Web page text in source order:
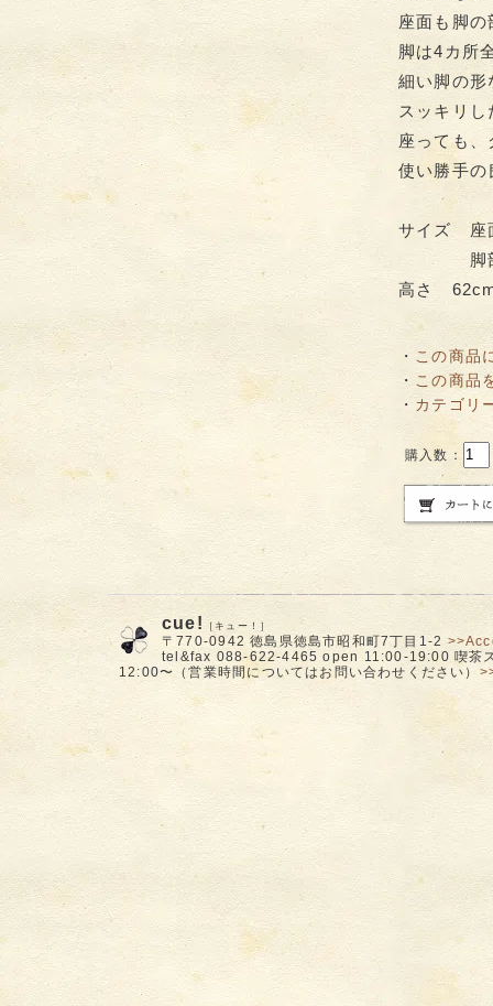
座面も脚
脚は4カ所
細い脚の形
スッキリ
座っても
使い勝手の
サイズ 座
脚部分
高さ
・ この商品
・ この商品
・ カテゴリ
購入数：
cue! ［キュー！］
〒770-0942 徳島県徳島市昭和町7丁目1-2
tel&fax 088-622-4465 open 11:00-19:00 喫茶
12:00〜（営業時間についてはお問い合わせください）